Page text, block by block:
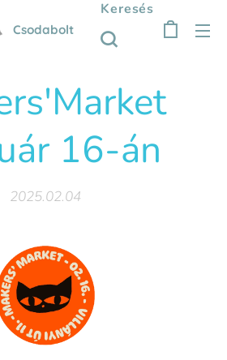
Csodabolt
Keresés
16-án
2025.02.04